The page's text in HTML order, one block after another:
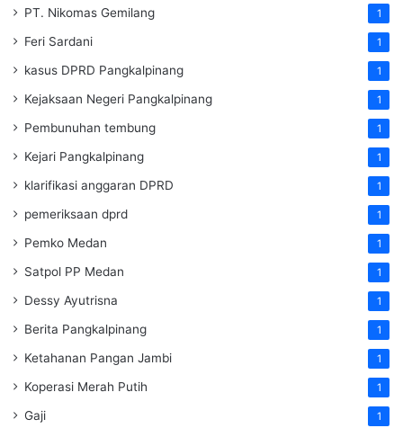
PT. Nikomas Gemilang 1
Feri Sardani 1
kasus DPRD Pangkalpinang 1
Kejaksaan Negeri Pangkalpinang 1
Pembunuhan tembung 1
Kejari Pangkalpinang 1
klarifikasi anggaran DPRD 1
pemeriksaan dprd 1
Pemko Medan 1
Satpol PP Medan 1
Dessy Ayutrisna 1
Berita Pangkalpinang 1
Ketahanan Pangan Jambi 1
Koperasi Merah Putih 1
Gaji 1